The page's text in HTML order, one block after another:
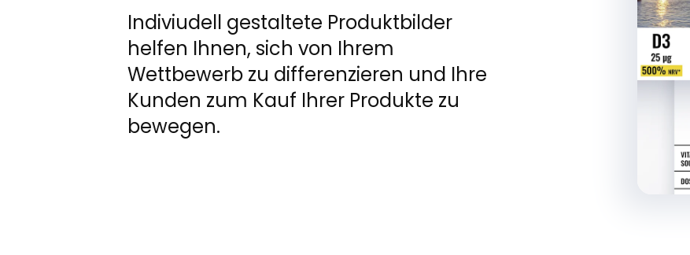
Indiviudell gestaltete Produktbilder
helfen Ihnen, sich von Ihrem
Wettbewerb zu differenzieren und Ihre
Kunden zum Kauf Ihrer Produkte zu
bewegen.